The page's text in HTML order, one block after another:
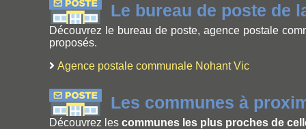
Le bureau de poste de
Découvrez le bureau de poste, agence postale
proposés.
Agence postale communale Nohant Vic
Les communes à
Découvrez les communes les plus proches de